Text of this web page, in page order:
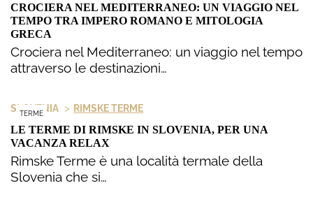
CROCIERA NEL MEDITERRANEO: UN VIAGGIO NEL
TEMPO TRA IMPERO ROMANO E MITOLOGIA
GRECA
Crociera nel Mediterraneo: un viaggio nel tempo
attraverso le destinazioni…
TERME
SLOVENIA > RIMSKE TERME
LE TERME DI RIMSKE IN SLOVENIA, PER UNA
VACANZA RELAX
Rimske Terme è una località termale della
Slovenia che si…